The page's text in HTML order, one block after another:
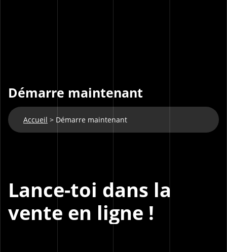
Démarre maintenant
Accueil > Démarre maintenant
Lance-toi dans la
vente en ligne !